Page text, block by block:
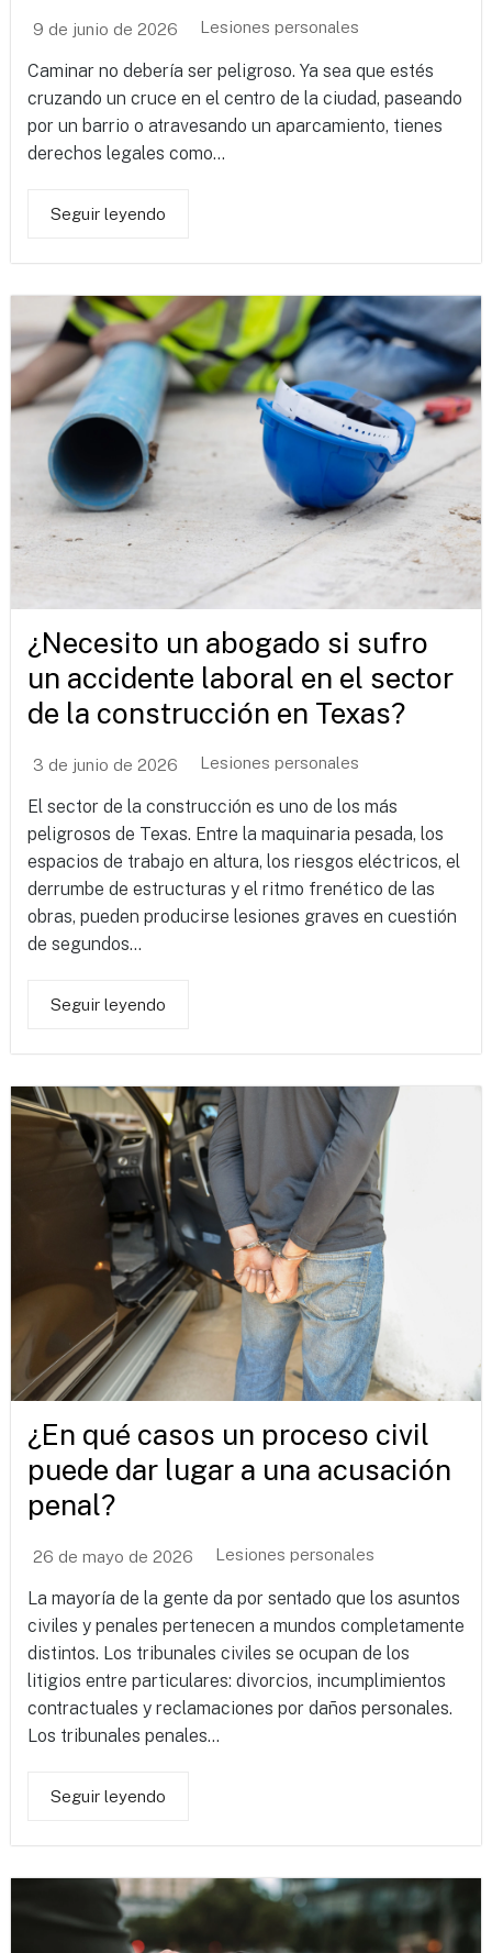
9 de junio de 2026 Lesiones personales
Caminar no debería ser peligroso. Ya sea que estés
cruzando un cruce en el centro de la ciudad, paseando
por un barrio o atravesando un aparcamiento, tienes
derechos legales como...
Seguir leyendo
¿Necesito un abogado si sufro
un accidente laboral en el sector
de la construcción en Texas?
3 de junio de 2026 Lesiones personales
El sector de la construcción es uno de los más
peligrosos de Texas. Entre la maquinaria pesada, los
espacios de trabajo en altura, los riesgos eléctricos, el
derrumbe de estructuras y el ritmo frenético de las
obras, pueden producirse lesiones graves en cuestión
de segundos...
Seguir leyendo
¿En qué casos un proceso civil
puede dar lugar a una acusación
penal?
26 de mayo de 2026 Lesiones personales
La mayoría de la gente da por sentado que los asuntos
civiles y penales pertenecen a mundos completamente
distintos. Los tribunales civiles se ocupan de los
litigios entre particulares: divorcios, incumplimientos
contractuales y reclamaciones por daños personales.
Los tribunales penales...
Seguir leyendo